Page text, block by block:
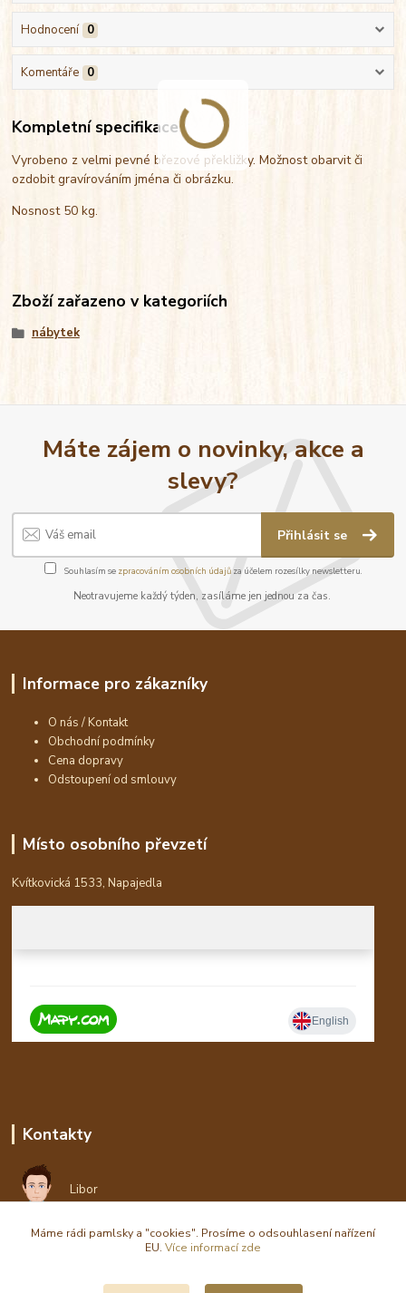
Hodnocení 0
Komentáře 0
Kompletní specifikace
Vyrobeno z velmi pevné březové překližky. Možnost obarvit či
ozdobit gravírováním jména či obrázku.
Nosnost 50 kg.
Zboží zařazeno v kategoriích
nábytek
Máte zájem o novinky, akce a
slevy?
Přihlásit se
Souhlasím se zpracováním osobních údajůza účelem rozesílky newsletteru.
Neotravujeme každý týden, zasíláme jen jednou za čas.
Informace pro zákazníky
O nás / Kontakt
Obchodní podmínky
Cena dopravy
Odstoupení od smlouvy
Místo osobního převzetí
Kvítkovická 1533, Napajedla
Kontakty
Libor
eshop(zavináč)waldi.cz
Máme rádi pamlsky a "cookies". Prosíme o odsouhlasení nařízení
EU. Více informací zde